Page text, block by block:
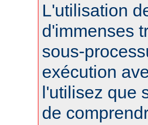
L'utilisation
d'immenses
sous-
exécution
l'utilisez que
de